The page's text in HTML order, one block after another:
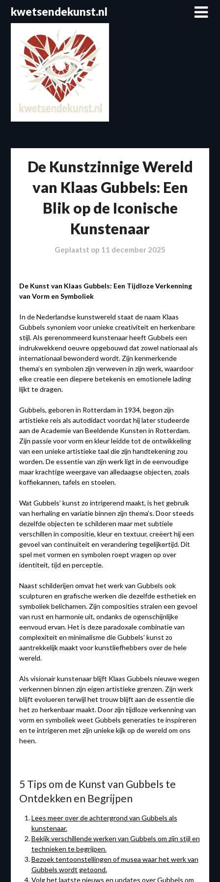
Spring
naar
inhoud
kwetsendekunst.nl
De Kunstzinnige Wereld
van Klaas Gubbels: Een
Blik op de Iconische
Kunstenaar
Geplaatst op 11 december 2025
De Kunst van Klaas Gubbels: Een Tijdloze Verkenning
van Vorm en Symboliek
In de Nederlandse kunstwereld staat de naam Klaas
Gubbels synoniem voor unieke creativiteit en herkenbare
stijl. Als gerenommeerd kunstenaar heeft Gubbels een
indrukwekkend oeuvre opgebouwd dat zowel nationaal als
internationaal bewonderd wordt. Zijn kenmerkende
thema’s en symbolen zijn verweven in zijn werk, waardoor
elke creatie een diepere betekenis en emotionele lading
lijkt te dragen.
Gubbels, geboren in Rotterdam in 1934, begon zijn
artistieke reis als autodidact voordat hij later studeerde
aan de Academie van Beeldende Kunsten in Rotterdam.
Zijn passie voor vorm en kleur leidde tot de ontwikkeling
van een unieke artistieke taal die zijn handtekening zou
worden. De essentie van zijn werk ligt in de eenvoudige
maar krachtige weergave van alledaagse objecten, zoals
koffiekannen, tafels en stoelen.
Wat Gubbels’ kunst zo intrigerend maakt, is het gebruik
van herhaling en variatie binnen zijn thema’s. Door steeds
dezelfde objecten te schilderen maar met subtiele
verschillen in compositie, kleur en textuur, creëert hij een
gevoel van continuïteit en verandering tegelijkertijd. Dit
spel met vormen en symbolen roept vragen op over
identiteit, tijd en perceptie.
Naast schilderijen omvat het werk van Gubbels ook
sculpturen en grafische werken die dezelfde esthetiek en
symboliek belichamen. Zijn composities stralen een gevoel
van rust en harmonie uit, ondanks de ogenschijnlijke
eenvoud ervan. Het is deze paradoxale combinatie van
complexiteit en minimalisme die Gubbels’ kunst zo
aantrekkelijk maakt voor kunstliefhebbers over de hele
wereld.
Als visionair kunstenaar blijft Klaas Gubbels nieuwe wegen
verkennen binnen zijn eigen artistieke grenzen. Zijn werk
blijft evolueren terwijl het trouw blijft aan de essentie die
het zo herkenbaar maakt. Door zijn tijdloze verkenning van
vorm en symboliek weet Gubbels generaties te inspireren
en te intrigeren met zijn unieke kijk op de wereld om ons
heen.
5 Tips om de Kunst van Gubbels te
Ontdekken en Begrijpen
Lees meer over de achtergrond van Gubbels als
kunstenaar.
Bekijk verschillende werken van Gubbels om zijn stijl en
technieken te begrijpen.
Bezoek tentoonstellingen of musea waar het werk van
Gubbels wordt getoond.
Volg het laatste nieuws en updates over Gubbels om